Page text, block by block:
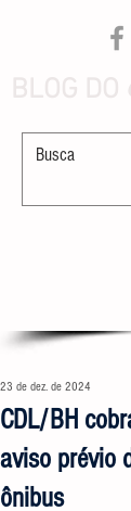
CDL/BH
aviso prévio
ônibus
23 de dez. de 2024